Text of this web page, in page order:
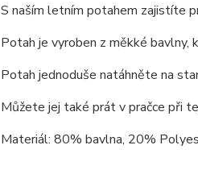
S naším letním potahem zajistíte
Potah je vyroben z měkké
Potah jednoduše natáhněte na
Můžete jej také prát v pračce při
Materiál: 80% bavlna, 20%